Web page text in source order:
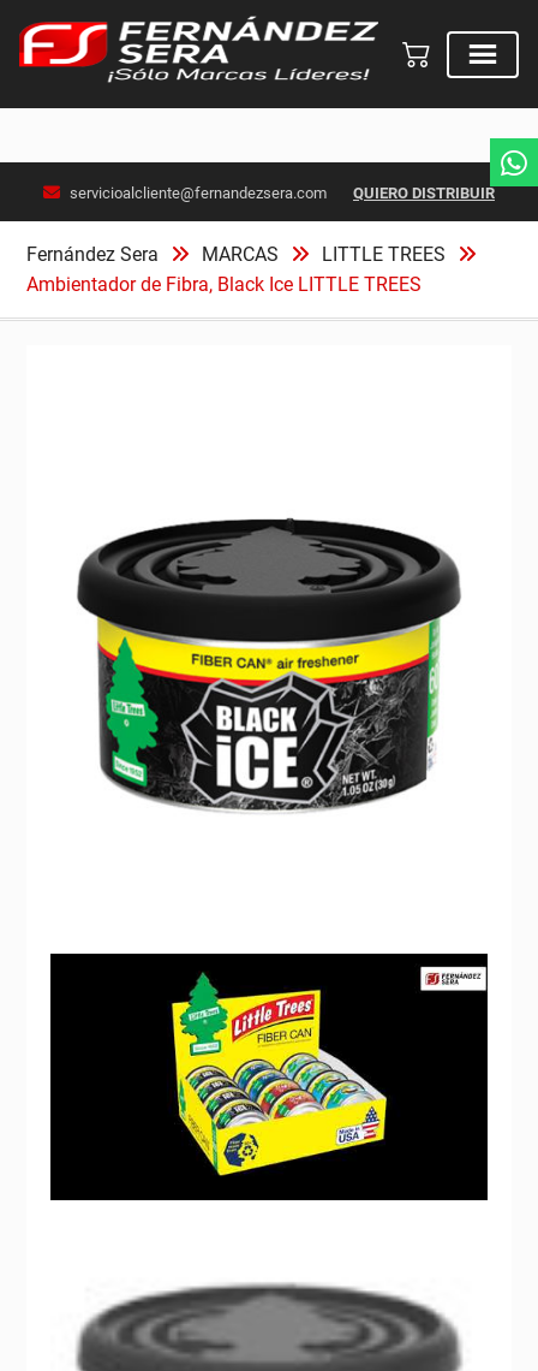
servicioalcliente@fernandezsera.com QUIERO DISTRIBUIR
Fernández Sera MARCAS
LITTLE TREES
Ambientador de Fibra, Black Ice LITTLE TREES